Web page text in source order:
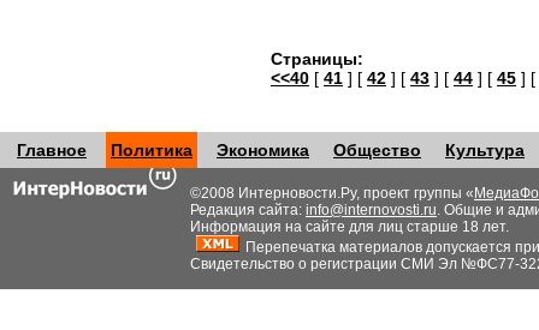
Страницы:
<<40 [ 41 ] [ 42 ] [ 43 ] [ 44 ] [ 45 ] [
Главное Политика Экономика Общество Культура
©2008 Интерновости.Ру, проект группы «
Редакция сайта: info@internovosti.ru. Общие и
Информация на сайте для лиц старше 18 лет.
Перепечатка материалов допускается
Свидетельство о регистрации СМИ Эл №ФС77-